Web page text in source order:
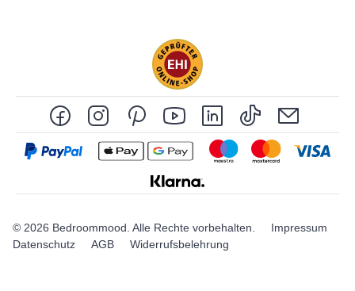
© 2026 Bedroommood. Alle Rechte vorbehalten.
Impressum
Datenschutz
AGB Widerrufsbelehrung